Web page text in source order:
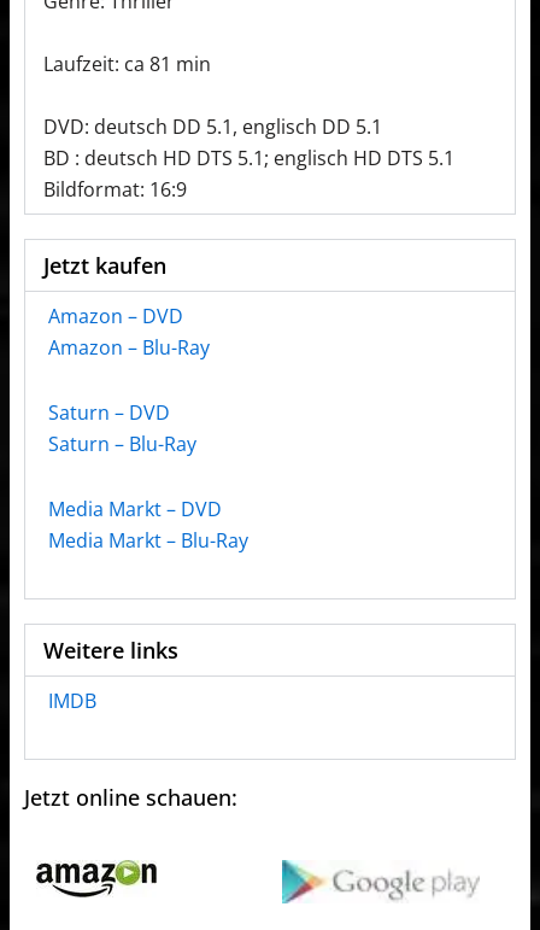
Laufzeit: ca 81 min
DVD: deutsch DD 5.1, englisch DD 5.1
BD : deutsch HD DTS 5.1; englisch HD DTS 5.1
Bildformat: 16:9
Jetzt kaufen
Amazon – DVD
Amazon – Blu-Ray
Saturn – DVD
Saturn – Blu-Ray
Media Markt – DVD
Media Markt – Blu-Ray
Weitere links
IMDB
Jetzt online schauen: